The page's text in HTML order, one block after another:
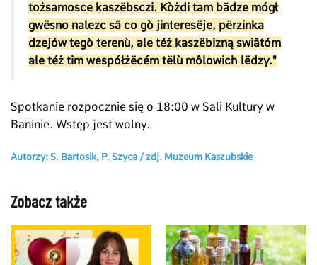
tożsamosce kaszëbsczi. Kòżdi tam bãdze mógł
gwësno nalezc sã co gò jinteresëje, përzinka
dzejów tegò terenù, ale téż kaszëbizną swiãtóm
ale téż tim wespółżëcém tëlù môlowich lëdzy."
Spotkanie rozpocznie się o 18:00 w Sali Kultury w
Baninie. Wstęp jest wolny.
Autorzy: S. Bartosik, P. Szyca /zdj. Muzeum Kaszubskie
Zobacz także